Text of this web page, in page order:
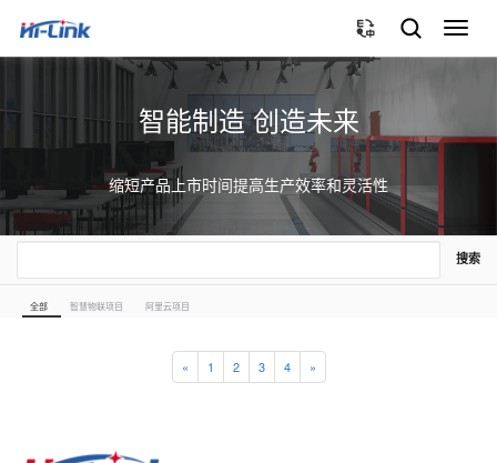
切
换
智能制造 创造未来
缩短产品上市时间提高生产效率和灵活性
搜索
全部 智慧物联项目 阿里云项目
« 1 2 3 4 »